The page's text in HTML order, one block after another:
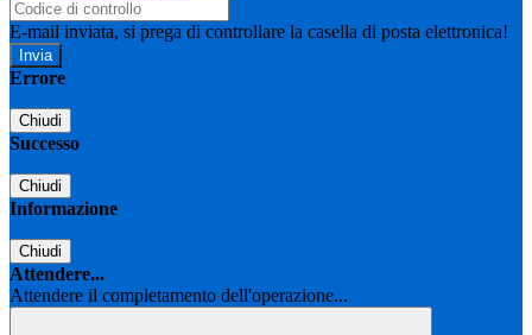
E-mail inviata, si prega di controllare la casella di posta elettronica!
Errore
Chiudi
Successo
Chiudi
Informazione
Chiudi
Attendere...
Attendere il completamento dell'operazione...